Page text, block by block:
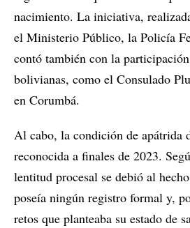
nacimiento. La iniciativa,
el Ministerio Público, la Policía
contó también con la
bolivianas, como el Consulado
en Corumbá.
Al cabo, la condición de apátrida
reconocida a finales de 2023.
lentitud procesal se debió al
poseía ningún registro formal y,
retos que planteaba su estado de